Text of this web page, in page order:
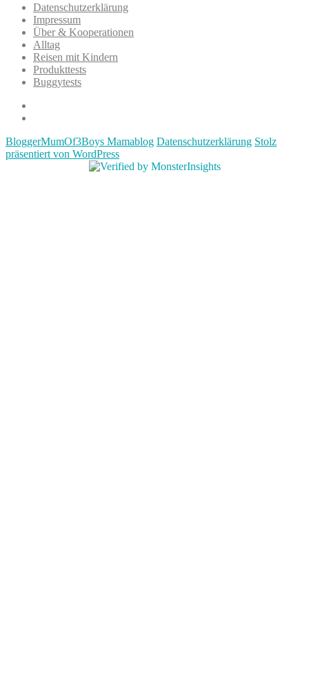
Datenschutzerklärung
Impressum
Über & Kooperationen
Alltag
Reisen mit Kindern
Produkttests
Buggytests
BloggerMumOf3Boys Mamablog Datenschutzerklärung Stolz
präsentiert von WordPress